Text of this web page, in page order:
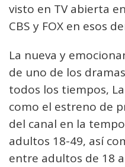
visto en TV abierta
CBS y FOX en esos
La nueva y
de uno de los
todos los tiempos,
como el estreno de
del canal en la
adultos 18-49, así
entre adultos de 18